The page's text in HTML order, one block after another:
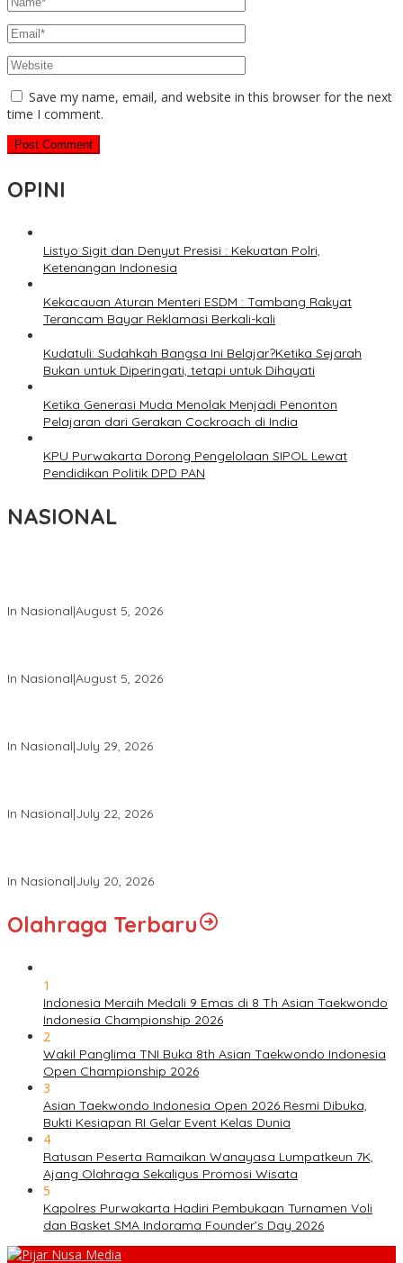
Save my name, email, and website in this browser for the next
time I comment.
OPINI
Listyo Sigit dan Denyut Presisi : Kekuatan Polri,
Ketenangan Indonesia
Kekacauan Aturan Menteri ESDM : Tambang Rakyat
Terancam Bayar Reklamasi Berkali-kali
Kudatuli: Sudahkah Bangsa Ini Belajar?Ketika Sejarah
Bukan untuk Diperingati, tetapi untuk Dihayati
Ketika Generasi Muda Menolak Menjadi Penonton
Pelajaran dari Gerakan Cockroach di India
KPU Purwakarta Dorong Pengelolaan SIPOL Lewat
Pendidikan Politik DPD PAN
NASIONAL
In Nasional|August 5, 2026
In Nasional|August 5, 2026
In Nasional|July 29, 2026
In Nasional|July 22, 2026
In Nasional|July 20, 2026
Olahraga Terbaru
1
Indonesia Meraih Medali 9 Emas di 8 Th Asian Taekwondo
Indonesia Championship 2026
2
Wakil Panglima TNI Buka 8th Asian Taekwondo Indonesia
Open Championship 2026
3
Asian Taekwondo Indonesia Open 2026 Resmi Dibuka,
Bukti Kesiapan RI Gelar Event Kelas Dunia
4
Ratusan Peserta Ramaikan Wanayasa Lumpatkeun 7K,
Ajang Olahraga Sekaligus Promosi Wisata
5
Kapolres Purwakarta Hadiri Pembukaan Turnamen Voli
dan Basket SMA Indorama Founder’s Day 2026